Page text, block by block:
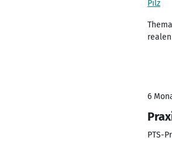
Pilz
6
PTS-